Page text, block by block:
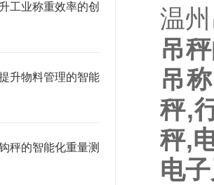
工业称重效率的创
升物料管理的智能
秤的智能化重量测
温州
吊
吊称
秤,
秤,
电